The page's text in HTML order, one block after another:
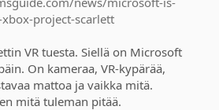
project-scarlett
VR tuesta. Siellä on Microsoft
On kameraa, VR-kypärää,
mattoa ja vaikka mitä.
mitä tuleman pitää.